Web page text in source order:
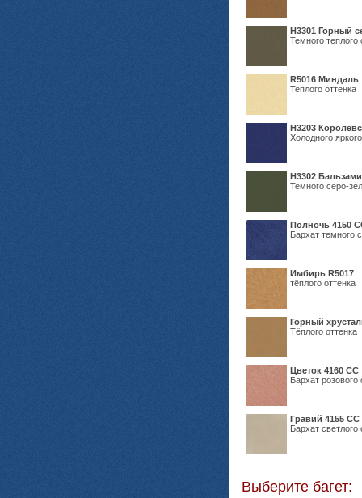
Н3301 Горный
Темного теплого
R5016 Миндаль
Теплого оттенка
Н3203
Холодного
Н3302
Темного серо-
Полночь 4150
Бархат темного
Имбирь R5017
тёплого оттенка
Горный
Тёплого оттенка
Цветок 4160 СС
Бархат розового
Гравий 4155 СС
Бархат светлого
Выберите багет: